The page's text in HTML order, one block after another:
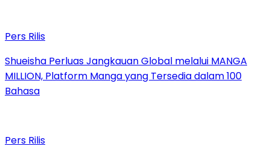
Pers Rilis
Shueisha Perluas Jangkauan Global melalui MANGA
MILLION, Platform Manga yang Tersedia dalam 100
Bahasa
Pers Rilis